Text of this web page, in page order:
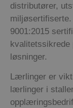
distributører,
miljøsertifiserte.
9001:2015
kvalitetssikrede
løsninger.
Lærlinger er
lærlinger i